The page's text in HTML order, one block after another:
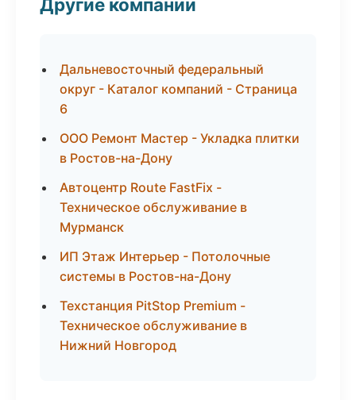
Другие компании
Дальневосточный федеральный
округ - Каталог компаний - Страница
6
ООО Ремонт Мастер - Укладка плитки
в Ростов-на-Дону
Автоцентр Route FastFix -
Техническое обслуживание в
Мурманск
ИП Этаж Интерьер - Потолочные
системы в Ростов-на-Дону
Техстанция PitStop Premium -
Техническое обслуживание в
Нижний Новгород